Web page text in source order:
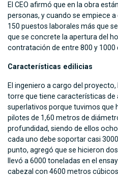
El CEO afirmó que en la obra
personas, y cuando se empiece
150 puestos laborales más que
que se concrete la apertura del
contratación de entre 800 y 1000
Características edilicias
El ingeniero a cargo del
torre que tiene características de
superlativos porque tuvimos que
pilotes de 1,60 metros de
profundidad, siendo de ellos
cada uno debe soportar casi
punto, agregó que se hicieron
llevó a 6000 toneladas en el
cabezal con 4600 metros